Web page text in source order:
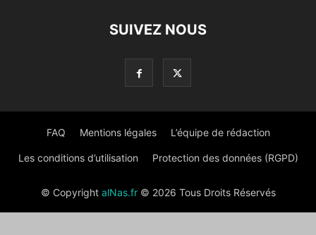
SUIVEZ NOUS
FAQ Mentions légales L’équipe de rédaction
Les conditions d’utilisation Protection des données (RGPD)
© Copyright alNas.fr© 2026 Tous Droits Réservés